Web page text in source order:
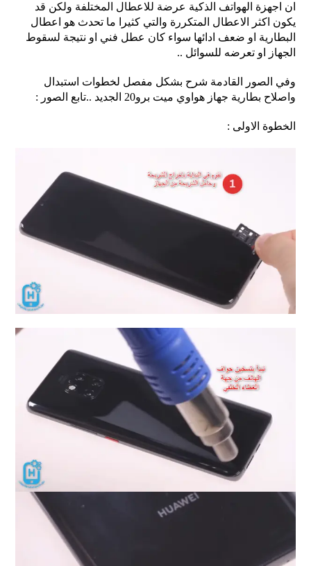
ان اجهزة الهواتف الذكية عرضة للاعطال المختلفة ولكن قد
يكون اكثر الاعطال المتكررة والتي كثيرا ما تحدث هو اعطال
البطارية او ضعف ادائها سواء كان عطل فني او نتيجة لسقوط
الجهاز او تعرضه للسوائل ..
وفي الصور القادمة شرح بشكل مفصل لخطوات استبدال
واصلاح بطارية جهاز هواوي ميت برو20 الجديد ..تابع الصور :
الخطوة الاولى :